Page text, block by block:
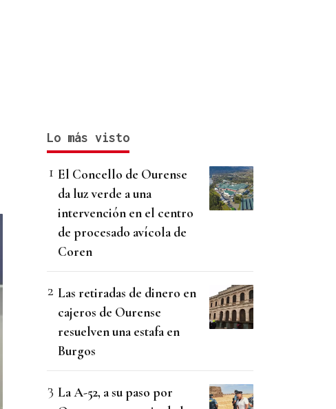
Lo más visto
El Concello de Ourense
da luz verde a una
intervención en el centro
de procesado avícola de
Coren
Las retiradas de dinero en
cajeros de Ourense
resuelven una estafa en
Burgos
La A-52, a su paso por